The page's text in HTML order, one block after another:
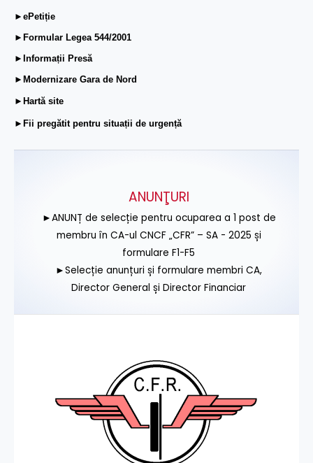
►ePetiție
►Formular Legea 544/2001
►Informații Presă
►Modernizare Gara de Nord
►Hartă site
►Fii pregătit pentru situații de urgență
ANUNŢURI
►ANUNȚ de selecție pentru ocuparea a 1 post de
membru în CA-ul CNCF „CFR” – SA - 2025 și
formulare F1-F5
►Selecție anunțuri și formulare membri CA,
Director General și Director Financiar